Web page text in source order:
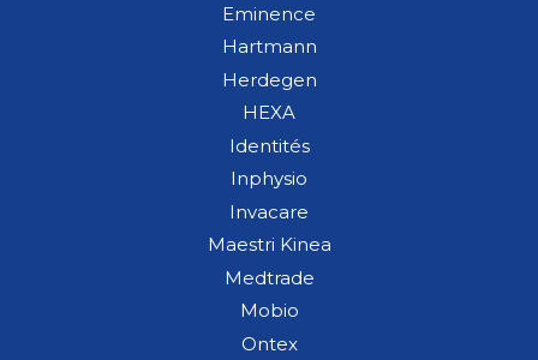
Eminence
Hartmann
Herdegen
HEXA
Identités
Inphysio
Invacare
Maestri Kinea
Medtrade
Mobio
Ontex